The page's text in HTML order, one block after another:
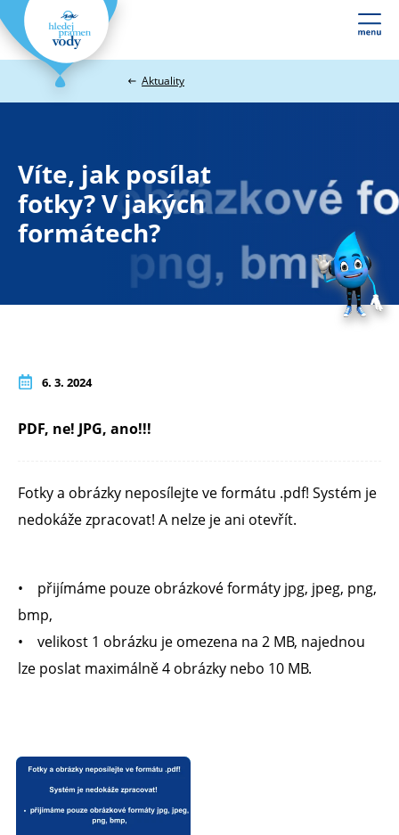
Webové
stránky
míru
Aktuality
Víte, jak posílat
fotky? V jakých
formátech?
6. 3. 2024
PDF, ne! JPG, ano!!!
Fotky a obrázky neposílejte ve formátu .pdf! Systém je
nedokáže zpracovat! A nelze je ani otevřít.
• přijímáme pouze obrázkové formáty jpg, jpeg, png,
bmp,
• velikost 1 obrázku je omezena na 2 MB, najednou
lze poslat maximálně 4 obrázky nebo 10 MB.